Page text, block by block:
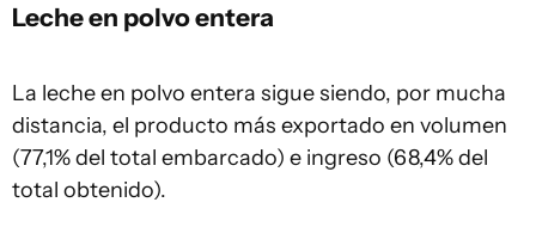
Leche en polvo entera
La leche en polvo entera sigue siendo, por mucha
distancia, el producto más exportado en volumen
(77,1% del total embarcado) e ingreso (68,4% del
total obtenido).